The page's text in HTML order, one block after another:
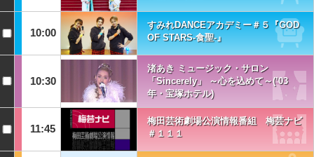
10:00
すみれDANCEアカデミー＃５『GOD
OF STARS-食聖-』
10:30
渚あき ミュージック・サロン
「Sincerely」 ～心を込めて～(’03
年・宝塚ホテル)
11:45
梅田芸術劇場公演情報番組 梅芸ナビ
＃１１１